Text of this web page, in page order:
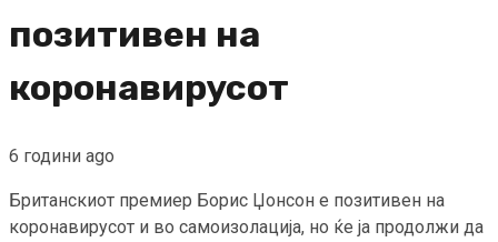
позитивен на
коронавирусот
6 години ago
Британскиот премиер Борис Џонсон е позитивен на
коронавирусот и во самоизолација, но ќе ја продолжи да